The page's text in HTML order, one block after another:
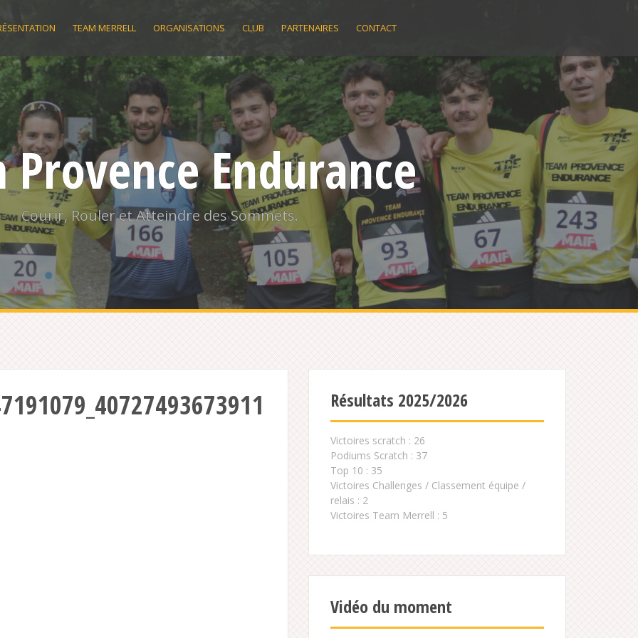
TEAM MERRELL ORGANISATIONS CLUB PARTENAIRES CONTACT
Provence Endurance
Courir, Rouler et Atteindre des Sommets.
Résultats 2025/2026
Victoires scratch : 26
Podiums Scratch : 37
Top 10 : 35
Victoires Challenges / Classement équipe /
relais : 2
Victoires Team Merrell : 5
Vidéo du moment